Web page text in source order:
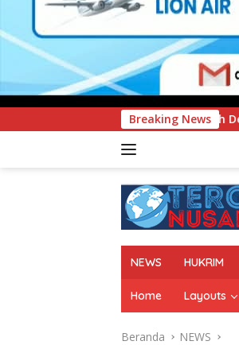
Breaking News
Delapan Program Studi Baru, Bidik
NEWS HUKRIM
Home Layouts
Beranda NEWS